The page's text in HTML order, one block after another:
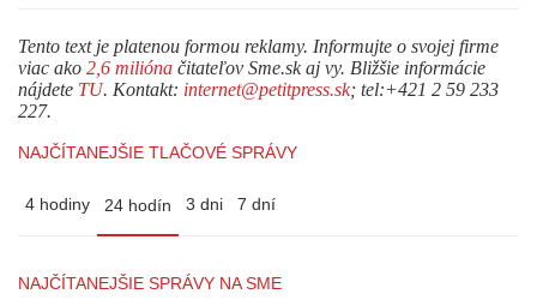
Tento text je platenou formou reklamy. Informujte o svojej firme
viac ako 2,6 milióna čitateľov Sme.sk aj vy. Bližšie informácie
nájdete TU. Kontakt: internet@petitpress.sk; tel:+421 2 59 233
227.
NAJČÍTANEJŠIE TLAČOVÉ SPRÁVY
4 hodiny 24 hodín 3 dni 7 dní
NAJČÍTANEJŠIE SPRÁVY NA SME